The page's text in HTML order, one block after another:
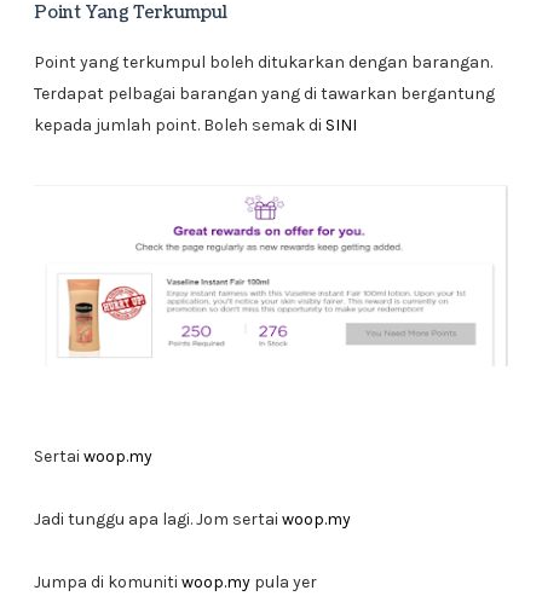
Point Yang Terkumpul
Point yang terkumpul boleh ditukarkan dengan barangan.
Terdapat pelbagai barangan yang di tawarkan bergantung
kepada jumlah point. Boleh semak di SINI
Sertai woop.my
Jadi tunggu apa lagi. Jom sertai woop.my
Jumpa di komuniti woop.mypula yer